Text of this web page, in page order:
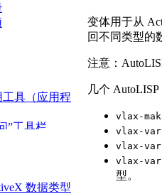
具（应用程
”工具栏
数据类型
变体用于从
回不同类型的
注意：
几个
vlax-
vlax-
vlax-
vlax-
型。